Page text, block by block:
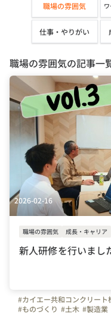
職場の雰囲気
仕事・やりがい
職場の雰囲気の記事一
2026-02-16
職場の雰囲気 成長・キャリア
新人研修を行いまし
#カイエー共和コンクリート
#ものづくり #土木 #製造業